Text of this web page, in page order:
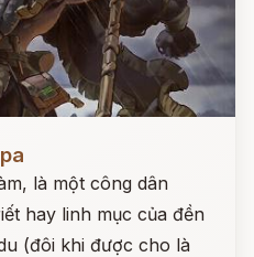
là một công dân
hay linh mục của đền
(đôi khi được cho là